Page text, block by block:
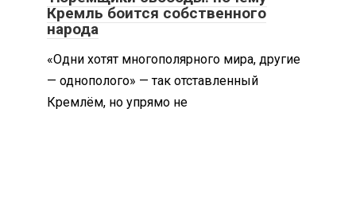
Кремль боится собственного
народа
«Одни хотят многополярного мира, другие
— однополого» — так отставленный
Кремлём, но упрямо не